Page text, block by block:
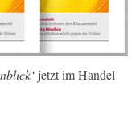
jetzt im Handel